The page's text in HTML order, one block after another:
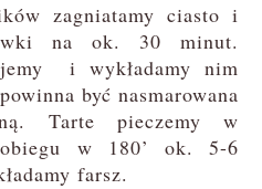
zagniatamy ciasto i
na ok. 30 minut.
i wykładamy nim
być nasmarowana
Tarte pieczemy w
w 180’ ok. 5-6
farsz.